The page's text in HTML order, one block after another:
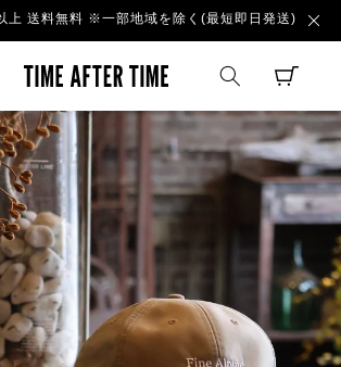
上 送料無料 ※一部地域を除く(最短即日発送)
TIME AFTER
CART